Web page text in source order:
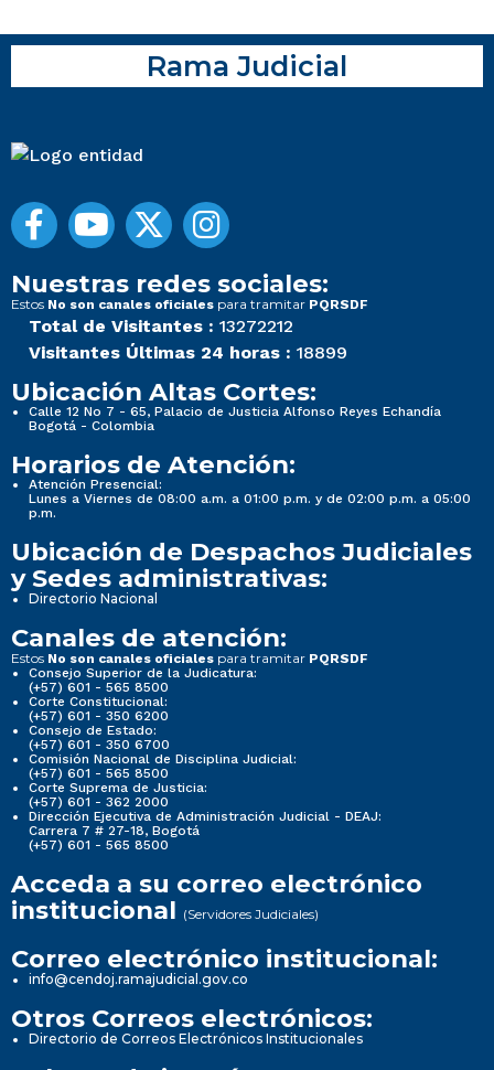
Rama Judicial
Nuestras redes sociales:
Estos No son canales oficiales para tramitar PQRSDF
Total de Visitantes : 13272212
Visitantes Últimas 24 horas : 18899
Ubicación Altas Cortes:
Calle 12 No 7 - 65, Palacio de Justicia Alfonso Reyes Echandía
Bogotá - Colombia
Horarios de Atención:
Atención Presencial:
Lunes a Viernes de 08:00 a.m. a 01:00 p.m. y de 02:00 p.m. a 05:00
p.m.
Ubicación de Despachos Judiciales
y Sedes administrativas:
Directorio Nacional
Canales de atención:
Estos No son canales oficiales para tramitar PQRSDF
Consejo Superior de la Judicatura:
(+57) 601 - 565 8500
Corte Constitucional:
(+57) 601 - 350 6200
Consejo de Estado:
(+57) 601 - 350 6700
Comisión Nacional de Disciplina Judicial:
(+57) 601 - 565 8500
Corte Suprema de Justicia:
(+57) 601 - 362 2000
Dirección Ejecutiva de Administración Judicial - DEAJ:
Carrera 7 # 27-18, Bogotá
(+57) 601 - 565 8500
Acceda a su correo electrónico
institucional (Servidores Judiciales)
Correo electrónico institucional:
info@cendoj.ramajudicial.gov.co
Otros Correos electrónicos:
Directorio de Correos Electrónicos Institucionales